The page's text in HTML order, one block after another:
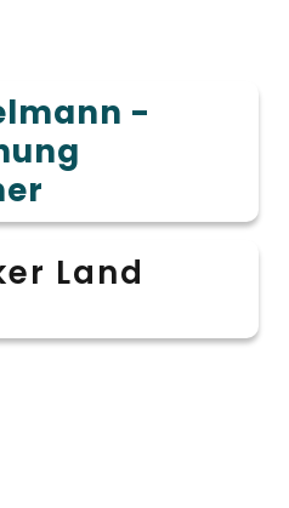
-
Land